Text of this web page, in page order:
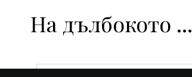
На дълбокото ...